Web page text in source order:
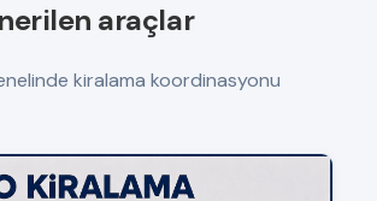
araçlar
kiralama koordinasyonu